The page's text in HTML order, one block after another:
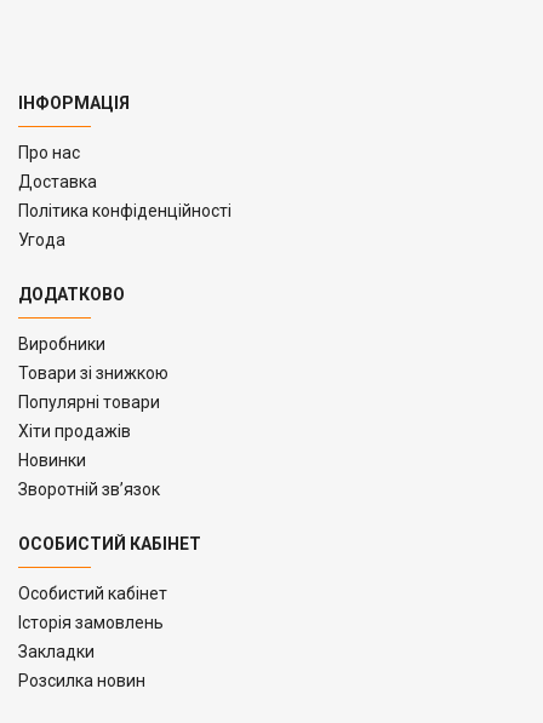
ІНФОРМАЦІЯ
Про нас
Доставка
Політика конфіденційності
Угода
ДОДАТКОВО
Виробники
Товари зі знижкою
Популярні товари
Хіти продажів
Новинки
Зворотній зв’язок
ОСОБИСТИЙ КАБІНЕТ
Особистий кабінет
Історія замовлень
Закладки
Розсилка новин